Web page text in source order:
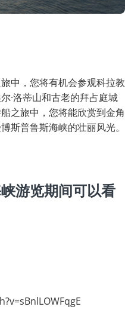
中，您将有机会参观科拉教
·洛蒂山和古老的拜占庭城
之旅中，您将能欣赏到金角
斯普鲁斯海峡的壮丽风光。
游览期间可以看